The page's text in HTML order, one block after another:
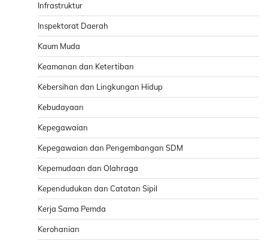
Infrastruktur
Inspektorat Daerah
Kaum Muda
Keamanan dan Ketertiban
Kebersihan dan Lingkungan Hidup
Kebudayaan
Kepegawaian
Kepegawaian dan Pengembangan SDM
Kepemudaan dan Olahraga
Kependudukan dan Catatan Sipil
Kerja Sama Pemda
Kerohanian